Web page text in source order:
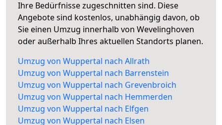
Ihre Bedürfnisse zugeschnitten sind. Diese
Angebote sind kostenlos, unabhängig davon, ob
Sie einen Umzug innerhalb von Wevelinghoven
oder außerhalb Ihres aktuellen Standorts planen.
Umzug von Wuppertal nach Allrath
Umzug von Wuppertal nach Barrenstein
Umzug von Wuppertal nach Grevenbroich
Umzug von Wuppertal nach Hemmerden
Umzug von Wuppertal nach Elfgen
Umzug von Wuppertal nach Elsen